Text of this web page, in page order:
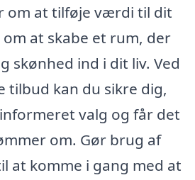
om at tilføje værdi til dit
at skabe et rum, der
skønhed ind i dit liv. Ved
tilbud kan du sikre dig,
valg og får det
om. Gør brug af
at komme i gang med at